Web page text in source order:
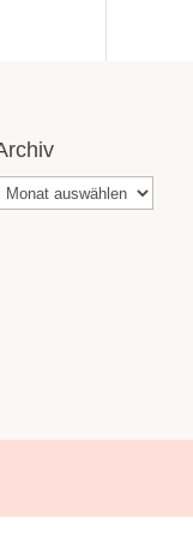
Archiv